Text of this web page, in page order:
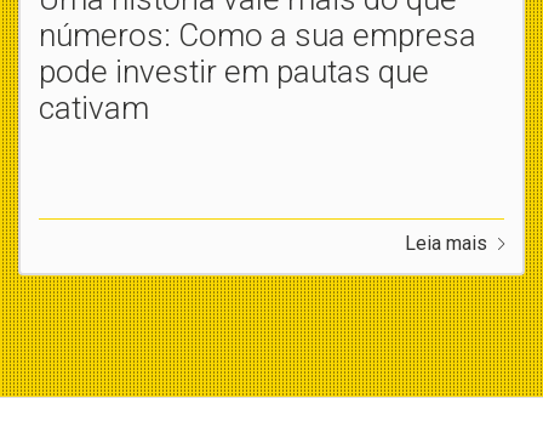
números: Como a sua empresa
pode investir em pautas que
cativam
Leia mais